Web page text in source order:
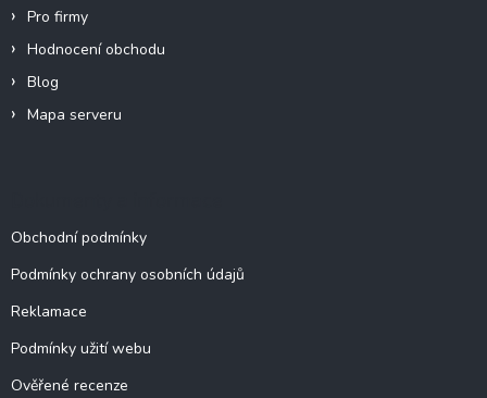
Pro firmy
Hodnocení obchodu
Blog
Mapa serveru
Obchodní podmínky
Podmínky ochrany osobních údajů
Reklamace
Podmínky užití webu
Ověřené recenze